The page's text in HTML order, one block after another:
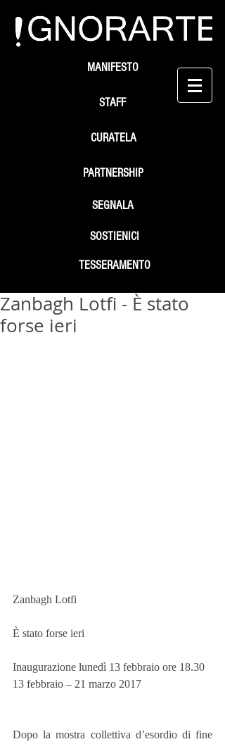
STAFF
SEGNALA
SOSTIENICI
MANIFESTO
PARTNERSHIP
TESSERAMENTO
CURATELA
Zanbagh Lotfi - È stato
forse ieri
Zanbagh Lotfi
È stato forse ieri
Inaugurazione lunedì 13 febbraio ore 18.30
13 febbraio – 21 marzo 2017
Dopo la mostra collettiva d’esordio di fine